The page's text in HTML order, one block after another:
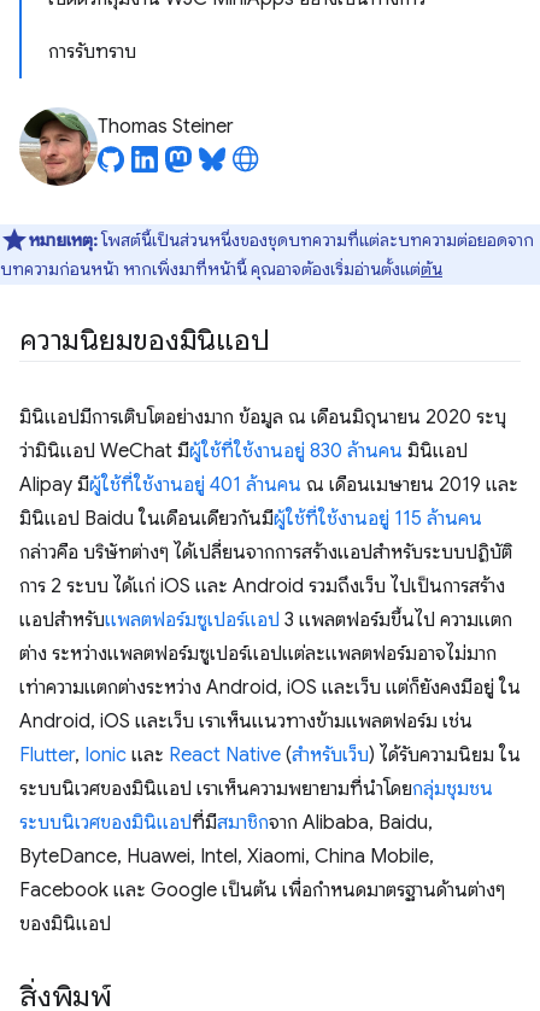
การรับทราบ
Thomas Steiner
หมายเหตุ:โพสต์นี้เป็นส่วนหนึ่งของชุดบทความที่แต่ละบทความต่อยอดจาก
บทความก่อนหน้า หากเพิ่งมาที่หน้านี้ คุณอาจต้องเริ่มอ่านตั้งแต่ต้น
ความนิยมของมินิแอป
มินิแอปมีการเติบโตอย่างมาก ข้อมูล ณ เดือนมิถุนายน 2020 ระบุ
ว่ามินิแอป WeChat มีผู้ใช้ที่ใช้งานอยู่ 830 ล้านคน มินิแอป
Alipay มีผู้ใช้ที่ใช้งานอยู่ 401 ล้านคน ณ เดือนเมษายน 2019 และ
มินิแอป Baidu ในเดือนเดียวกันมีผู้ใช้ที่ใช้งานอยู่ 115 ล้านคน
กล่าวคือ บริษัทต่างๆ ได้เปลี่ยนจากการสร้างแอปสำหรับระบบปฏิบัติ
การ 2 ระบบ ได้แก่ iOS และ Android รวมถึงเว็บ ไปเป็นการสร้าง
แอปสำหรับแพลตฟอร์มซูเปอร์แอป 3 แพลตฟอร์มขึ้นไป ความแตก
ต่าง ระหว่างแพลตฟอร์มซูเปอร์แอปแต่ละแพลตฟอร์มอาจไม่มาก
เท่าความแตกต่างระหว่าง Android, iOS และเว็บ แต่ก็ยังคงมีอยู่ ใน
Android, iOS และเว็บ เราเห็นแนวทางข้ามแพลตฟอร์ม เช่น
Flutter, Ionic และ React Native (สำหรับเว็บ) ได้รับความนิยม ใน
ระบบนิเวศของมินิแอป เราเห็นความพยายามที่นำโดยกลุ่มชุมชน
ระบบนิเวศของมินิแอปที่มีสมาชิกจาก Alibaba, Baidu,
ByteDance, Huawei, Intel, Xiaomi, China Mobile,
Facebook และ Google เป็นต้น เพื่อกำหนดมาตรฐานด้านต่างๆ
ของมินิแอป
สิ่งพิมพ์